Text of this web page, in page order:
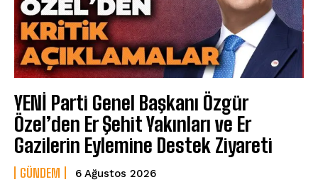
YENİ Parti Genel Başkanı Özgür
Özel’den Er Şehit Yakınları ve Er
Gazilerin Eylemine Destek Ziyareti
GÜNDEM 6 Ağustos 2026